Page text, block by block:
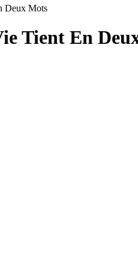
Deux Mots
Tient En